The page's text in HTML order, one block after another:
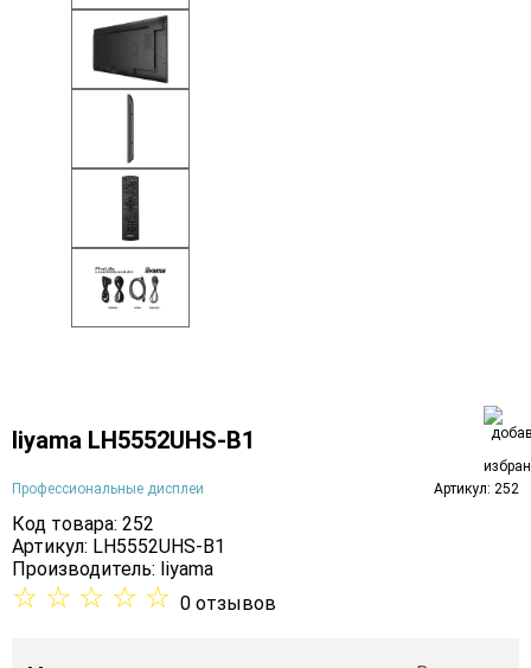
Iiyama LH5552UHS-B1
Профессиональные дисплеи Артикул: 252
Код товара: 252
Артикул: LH5552UHS-B1
Производитель: Iiyama
☆ ☆ ☆ ☆ ☆ 0 отзывов